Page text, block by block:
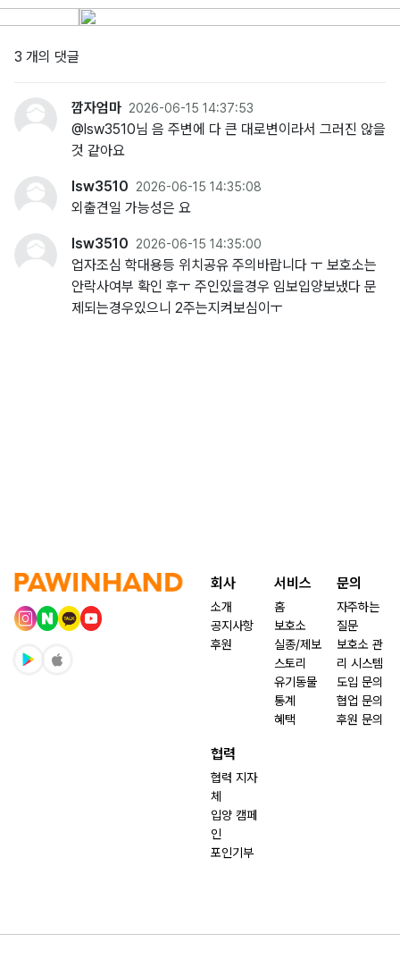
3 개의 댓글
깜자엄마 2026-06-15 14:37:53
@lsw3510님 음 주변에 다 큰 대로변이라서 그러진 않을
것 같아요
lsw3510 2026-06-15 14:35:08
외출견일 가능성은 요
lsw3510 2026-06-15 14:35:00
업자조심 학대용등 위치공유 주의바랍니다 ㅜ 보호소는
안락사여부 확인 후ㅜ 주인있을경우 임보입양보냈다 문
제되는경우있으니 2주는지켜보심이ㅜ
회사
소개
공지사항
후원
서비스
홈
보호소
실종/제보
스토리
유기동물
통계
혜택
문의
자주하는
질문
보호소 관
리 시스템
도입 문의
협업 문의
후원 문의
협력
협력 지자
체
입양 캠페
인
포인기부